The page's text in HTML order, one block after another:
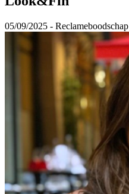
05/09/2025 - Reclameboodschap